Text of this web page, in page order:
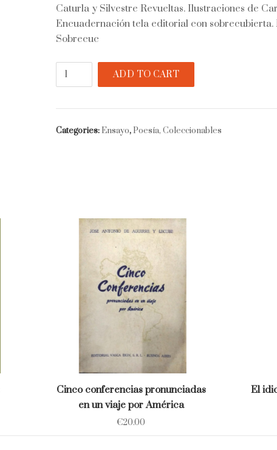
Caturla y Silvestre Revueltas. Ilustraciones de
Encuadernación tela editorial con sobrecubierta.
Sobrecuc
quantity
ADD TO CART
Categories:Ensayo,Poesía, Coleccionables
Cinco conferencias pronunciadas
en un viaje por América
€20.00
El